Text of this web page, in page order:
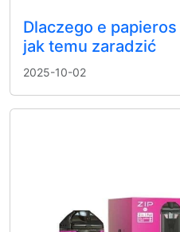
Dlaczego e
jak temu zaradzić
2025-10-02